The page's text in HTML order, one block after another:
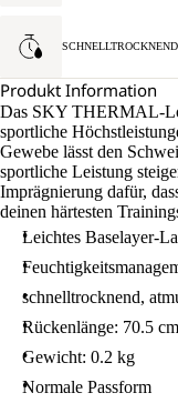
SCHNELLTROCKNEND
Produkt Information
Das SKY THERMAL-
sportliche
Gewebe lässt den
sportliche Leistung
Imprägnierung dafür,
deinen härtesten
Leichtes Baselayer-
schnelltrocknend,
Rückenlänge: 70.5 cm
Gewicht: 0.2 kg
Normale Passform